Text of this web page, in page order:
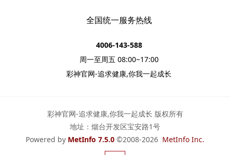
全国统一服务热线
4006-143-588
周一至周五 08:00~17:00
彩神官网-追求健康,你我一起成长
彩神官网-追求健康,你我一起成长 版权所有
地址：烟台开发区宝安路1号
Powered by MetInfo 7.5.0 ©2008-2026 MetInfo Inc.